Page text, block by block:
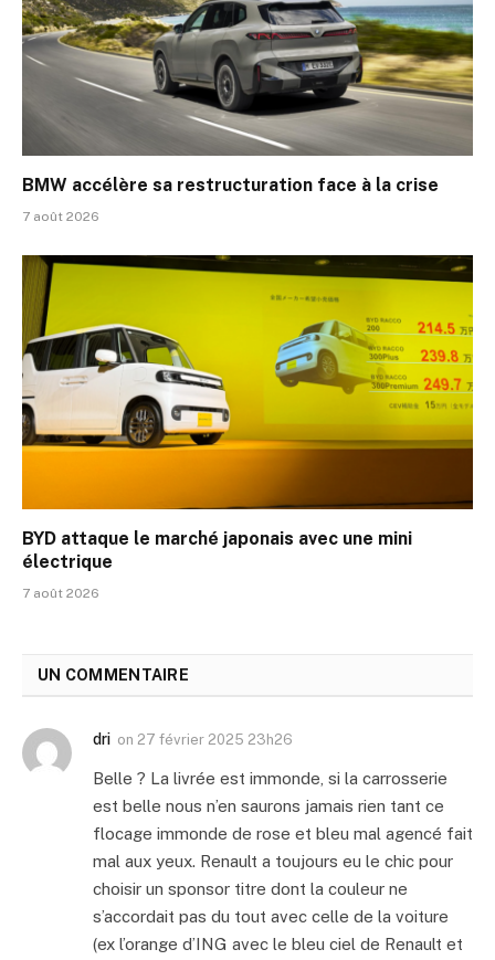
BMW accélère sa restructuration face à la crise
7 août 2026
BYD attaque le marché japonais avec une mini
électrique
7 août 2026
UN COMMENTAIRE
dri on 27 février 2025 23h26
Belle ? La livrée est immonde, si la carrosserie
est belle nous n’en saurons jamais rien tant ce
flocage immonde de rose et bleu mal agencé fait
mal aux yeux. Renault a toujours eu le chic pour
choisir un sponsor titre dont la couleur ne
s’accordait pas du tout avec celle de la voiture
(ex l’orange d’ING avec le bleu ciel de Renault et